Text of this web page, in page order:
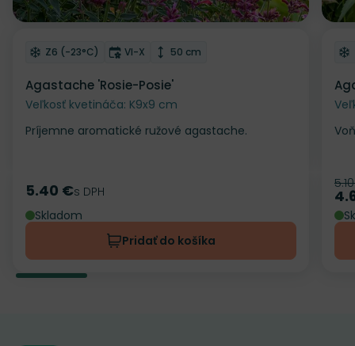
Odober do zoznamu želaní
Mrazuvzdornosť
Z6 (-23°C) Doba kvitnutia
VI-X Výška rastliny
50 cm
Agastache 'Rosie-Posie'
Veľkosť kvetináča: K9x9 cm
Príjemne aromatické ružové agastache.
Cena
5.40 €s DPH
Skladom
Pridať do košíka